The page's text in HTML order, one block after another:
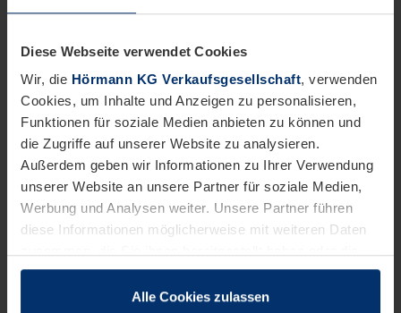
Diese Webseite verwendet Cookies
Wir, die Hörmann KG Verkaufsgesellschaft, verwenden
Cookies, um Inhalte und Anzeigen zu personalisieren,
Funktionen für soziale Medien anbieten zu können und
die Zugriffe auf unserer Website zu analysieren.
Außerdem geben wir Informationen zu Ihrer Verwendung
unserer Website an unsere Partner für soziale Medien,
Werbung und Analysen weiter. Unsere Partner führen
diese Informationen möglicherweise mit weiteren Daten
sie im Rahmen Ihrer Nutzung der Dienste gesammelt
Alle Cookies zulassen